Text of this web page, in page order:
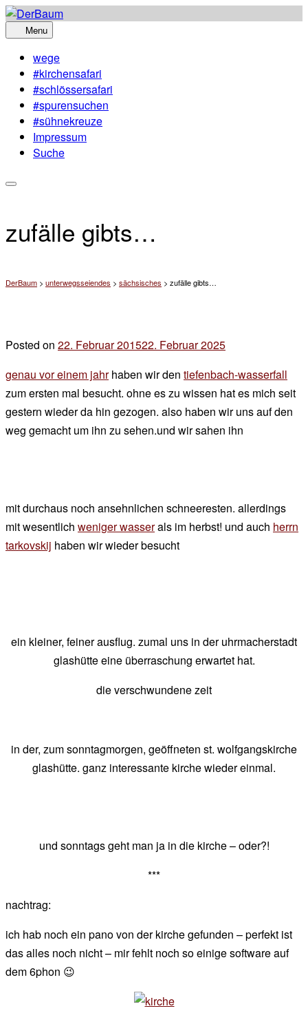
Skip
to
Menu
wege
#kirchensafari
#schlössersafari
#spurensuchen
#sühnekreuze
Impressum
Suche
zufälle gibts…
DerBaum > unterwegsseiendes > sächsisches > zufälle gibts…
Posted on 22. Februar 201522. Februar 2025
chef
genau vor einem jahrhaben wir den tiefenbach-wasserfall
zum ersten mal besucht. ohne es zu wissen hat es mich seit
gestern wieder da hin gezogen. also haben wir uns auf den
weg gemacht um ihn zu sehen.und wir sahen ihn
mit durchaus noch ansehnlichen schneeresten. allerdings
mit wesentlich weniger wasserals im herbst! und auch herrn
tarkovskij haben wir wieder besucht
ein kleiner, feiner ausflug. zumal uns in der uhrmacherstadt
glashütte eine überraschung erwartet hat.
die verschwundene zeit
in der, zum sonntagmorgen, geöffneten st. wolfgangskirche
glashütte. ganz interessante kirche wieder einmal.
und sonntags geht man ja in die kirche – oder?!
***
nachtrag:
ich hab noch ein pano von der kirche gefunden – perfekt ist
das alles noch nicht – mir fehlt noch so einige software auf
dem 6phon 😉